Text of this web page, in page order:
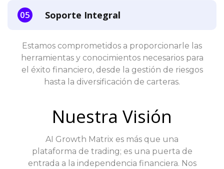
Soporte Integral
Estamos comprometidos a proporcionarle las
herramientas y conocimientos necesarios para
el éxito financiero, desde la gestión de riesgos
hasta la diversificación de carteras.
Nuestra Visión
AI Growth Matrix es más que una
plataforma de trading; es una puerta de
entrada a la independencia financiera. Nos